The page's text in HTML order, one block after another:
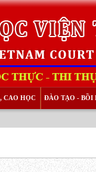
CAO HỌC ĐÀO TẠO - BỒI